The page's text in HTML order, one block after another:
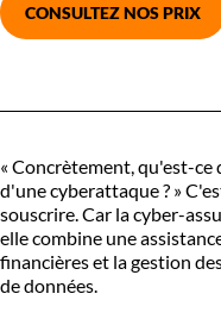
CONSULTEZ NOS PRIX
« Concrètement, qu'est-ce
d'une cyberattaque ? »
souscrire. Car la cyber-
elle combine une
financières et la gestion
de données.